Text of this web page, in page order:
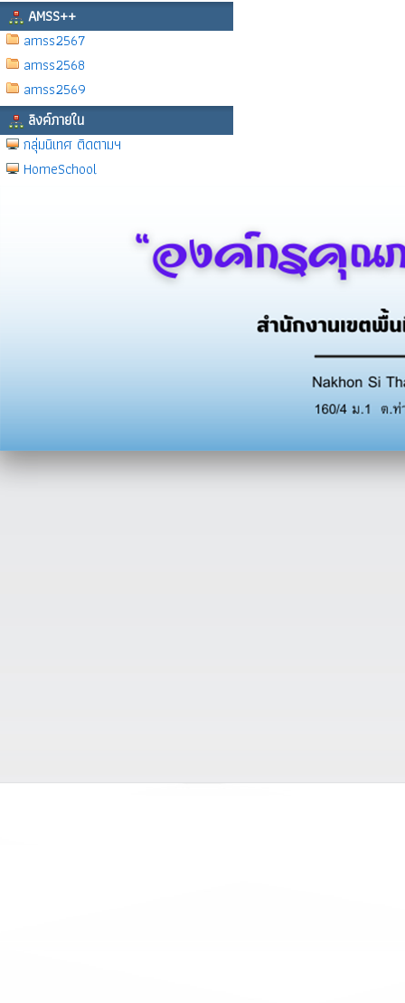
AMSS++
amss2567
amss2568
amss2569
ลิงค์ภายใน
กลุ่มนิเทศ ติดตามฯ
HomeSchool